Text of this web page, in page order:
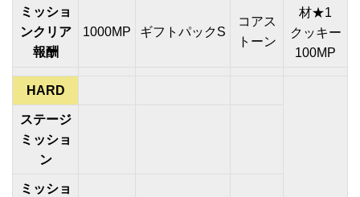
材★1
クッキー
100MP
ミッショ
ンクリア
報酬
1000MP ギフトパックS
コアス
トーン
HARD
ステージ
ミッショ
ン
ミッショ